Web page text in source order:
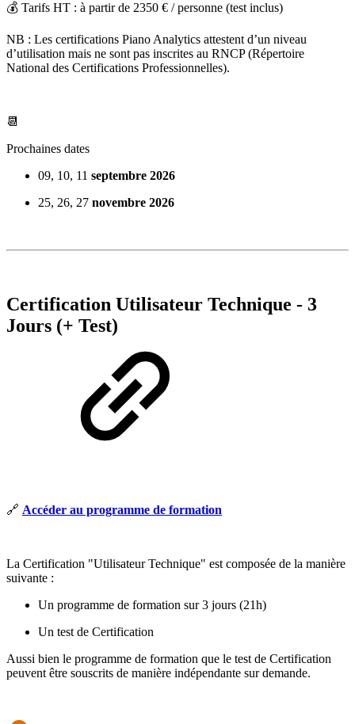
💰 Tarifs HT : à partir de 2350 € / personne (test inclus)
NB : Les certifications Piano Analytics attestent d’un niveau
d’utilisation mais ne sont pas inscrites au RNCP (Répertoire
National des Certifications Professionnelles).
📆
Prochaines dates
09, 10, 11 septembre 2026
25, 26, 27 novembre 2026
Certification Utilisateur Technique - 3
Jours (+ Test)
🔗 Accéder au programme de formation
La Certification "Utilisateur Technique" est composée de la manière
suivante :
Un programme de formation sur 3 jours (21h)
Un test de Certification
Aussi bien le programme de formation que le test de Certification
peuvent être souscrits de manière indépendante sur demande.